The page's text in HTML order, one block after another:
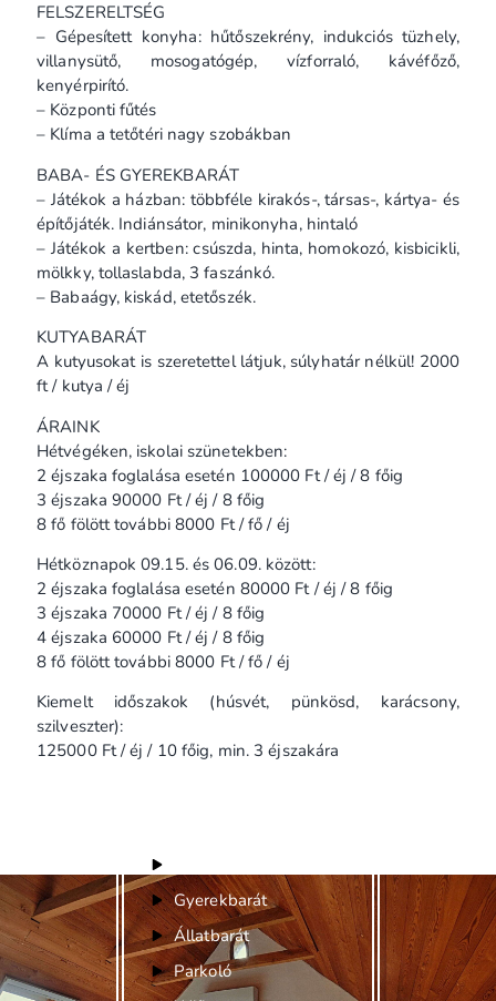
FELSZERELTSÉG
– Gépesített konyha: hűtőszekrény, indukciós tüzhely,
villanysütő, mosogatógép, vízforraló, kávéfőző,
kenyérpirító.
– Központi fűtés
– Klíma a tetőtéri nagy szobákban
BABA- ÉS GYEREKBARÁT
– Játékok a házban: többféle kirakós-, társas-, kártya- és
építőjáték. Indiánsátor, minikonyha, hintaló
– Játékok a kertben: csúszda, hinta, homokozó, kisbicikli,
mölkky, tollaslabda, 3 faszánkó.
– Babaágy, kiskád, etetőszék.
KUTYABARÁT
A kutyusokat is szeretettel látjuk, súlyhatár nélkül! 2000
ft / kutya / éj
ÁRAINK
Hétvégéken, iskolai szünetekben:
2 éjszaka foglalása esetén 100000 Ft / éj / 8 főig
3 éjszaka 90000 Ft / éj / 8 főig
8 fő fölött további 8000 Ft / fő / éj
​Hétköznapok 09.15. és 06.09. között:
2 éjszaka foglalása esetén 80000 Ft / éj / 8 főig
3 éjszaka 70000 Ft / éj / 8 főig
4 éjszaka 60000 Ft / éj / 8 főig
8 fő fölött további 8000 Ft / fő / éj
Kiemelt időszakok (húsvét, pünkösd, karácsony,
szilveszter):
125000 Ft / éj / 10 főig, min. 3 éjszakára
Gyerekbarát
Állatbarát
Parkoló